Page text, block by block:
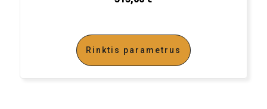
Rinktis parametrus